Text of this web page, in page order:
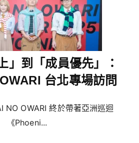
」到「成員優先」：
台北專場訪問
NO OWARI 終於帶著亞洲巡迴
《Phoeni...